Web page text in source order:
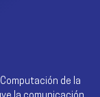
de la